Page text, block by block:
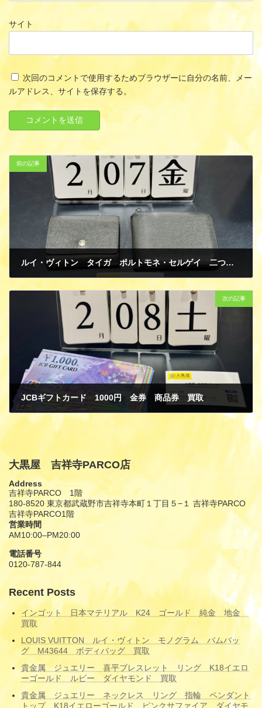
サイト
次回のコメントで使用するためブラウザーに自分の名前、メー
ルアドレス、サイトを保存する。
前の記事
ルイ・ヴィトン タイガ ポルトモネ・セルゲイ 二つ折り財布 破れ・破損有 買取
2月 11, 2025
次の記事
JCBギフトカード 1000円 金券 商品券 買取
2月 11, 2025
大黒屋 吉祥寺PARCO店
Address
吉祥寺PARCO 1階
180-8520 東京都武蔵野市吉祥寺本町１丁目５−１ 吉祥寺PARCO
吉祥寺PARCO1階
営業時間
AM10:00–PM20:00
電話番号
0120-787-844
Recent Posts
インゴット 日本マテリアル K24 ゴールド 純金 地金
買取
LOUIS VUITTON ルイ・ヴィトン モノグラム バムバッ
グ M43644 ボディバッグ 買取
貴金属 ジュエリー 喜平ブレスレット リング K18イエロ
ーゴールド ルビー ダイヤモンド 買取
貴金属 ジュエリー ネックレス リング 指輪 ペンダント
トップ K18イエローゴールド ピンクサファイア ダイヤモ